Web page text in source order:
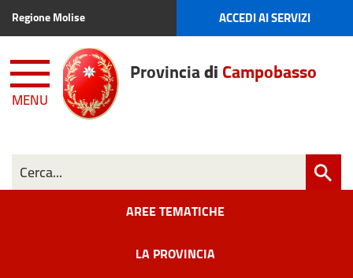
Regione Molise ACCEDI AI SERVIZI
MENU
ProvinciadiCampobasso
AREE TEMATICHE
LA PROVINCIA